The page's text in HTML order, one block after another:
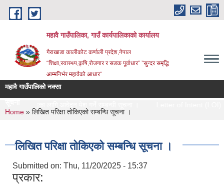
Skip to main content
महावै गाउँपालिका, गाउँ कार्यपालिकाको कार्यालय
गैराखाडा कालीकोट कर्णाली प्रदेश,नेपाल
“शिक्षा,स्वास्थ्य,कृषि,रोजगार र सडक पूर्वाधार” ”सुन्दर समृद्धि
आम्मनिर्भर महावैको आधार”
महावै गाउँपालिको नक्सा
You are here
Home » लिखित परिक्षा तोकिएको सम्बन्धि सूचना ।
लिखित परिक्षा तोकिएको सम्बन्धि सूचना ।
Submitted on: Thu, 11/20/2025 - 15:37
प्रकार: